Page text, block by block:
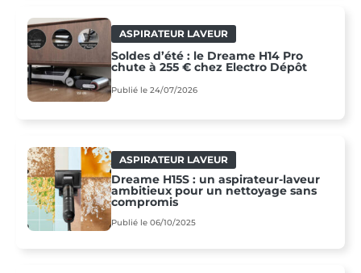
ASPIRATEUR LAVEUR
Soldes d’été : le Dreame H14 Pro
chute à 255 € chez Electro Dépôt
Publié le 24/07/2026
ASPIRATEUR LAVEUR
Dreame H15S : un aspirateur-laveur
ambitieux pour un nettoyage sans
compromis
Publié le 06/10/2025